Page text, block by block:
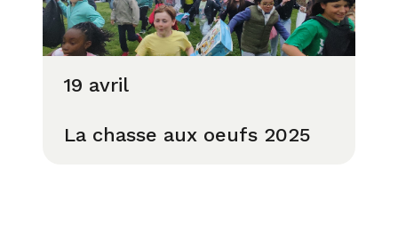
19 avril
La chasse aux oeufs 2025